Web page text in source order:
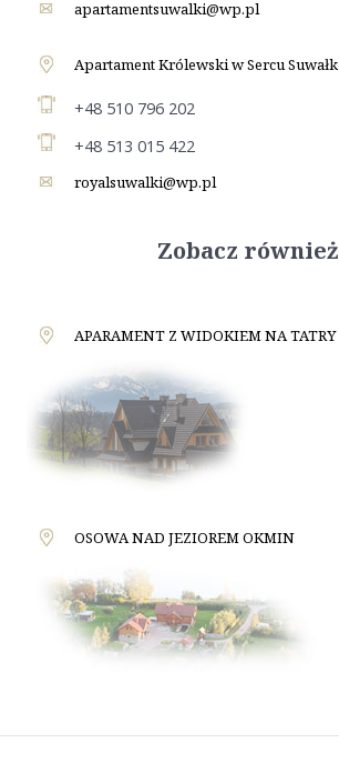
apartamentsuwalki@wp.pl
Apartament Królewski w Sercu Suwałk
+48 510 796 202
+48 513 015 422
royalsuwalki@wp.pl
Zobacz również
APARAMENT Z WIDOKIEM NA TATRY
OSOWA NAD JEZIOREM OKMIN